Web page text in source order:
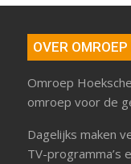
OVER
Omroep
omroep voor de
Dagelijks maken
TV-programma’s